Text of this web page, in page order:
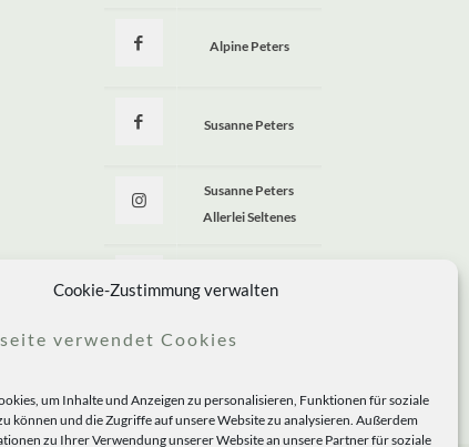
Cookie-Zustimmung verwalten
verwendet Cookies
um Inhalte und Anzeigen zu personalisieren, Funktionen für soziale
können und die Zugriffe auf unsere Website zu analysieren. Außerdem
zu Ihrer Verwendung unserer Website an unsere Partner für soziale
Alpine Peters
Susanne Peters
Susanne Peters
Allerlei Seltenes
Allerlei Seltenes